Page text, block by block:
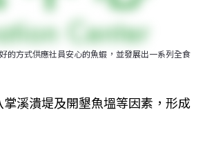
的方式供應社員安心的魚蝦，並發展出一系列全食
溪潰堤及開墾魚塭等因素，形成